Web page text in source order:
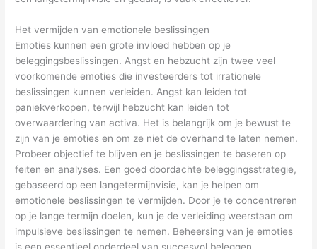
Het vermijden van emotionele beslissingen
Emoties kunnen een grote invloed hebben op je
beleggingsbeslissingen. Angst en hebzucht zijn twee veel
voorkomende emoties die investeerders tot irrationele
beslissingen kunnen verleiden. Angst kan leiden tot
paniekverkopen, terwijl hebzucht kan leiden tot
overwaardering van activa. Het is belangrijk om je bewust te
zijn van je emoties en om ze niet de overhand te laten nemen.
Probeer objectief te blijven en je beslissingen te baseren op
feiten en analyses. Een goed doordachte beleggingsstrategie,
gebaseerd op een langetermijnvisie, kan je helpen om
emotionele beslissingen te vermijden. Door je te concentreren
op je lange termijn doelen, kun je de verleiding weerstaan om
impulsieve beslissingen te nemen. Beheersing van je emoties
is een essentieel onderdeel van succesvol beleggen.